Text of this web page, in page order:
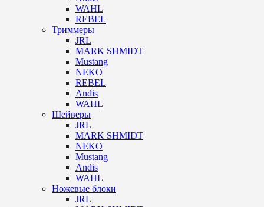
WAHL
REBEL
Триммеры
JRL
MARK SHMIDT
Mustang
NEKO
REBEL
Andis
WAHL
Шейверы
JRL
MARK SHMIDT
NEKO
Mustang
Andis
WAHL
Ножевые блоки
JRL